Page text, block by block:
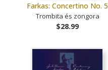
Farkas: Concertino No. 5
Trombita és zongora
$28.99